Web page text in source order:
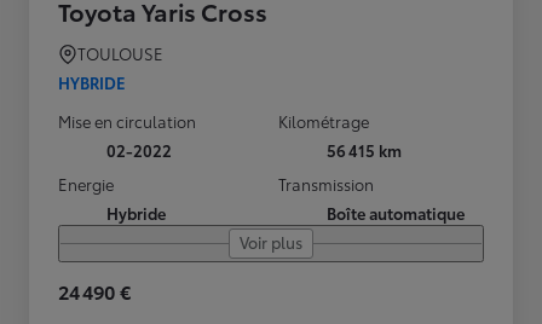
Toyota Yaris Cross
TOULOUSE
HYBRIDE
Mise en circulation
02-2022
Kilométrage
56 415 km
Energie
Hybride
Transmission
Boîte automatique
Voir plus
24 490 €